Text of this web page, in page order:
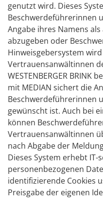
genutzt wird. Dieses
Beschwerdeführerinnen
Angabe ihres Namens
abzugeben oder
Hinweisgebersystem
Vertrauensanwältinnen
WESTENBERGER
mit MEDIAN sichert die
Beschwerdeführerinnen
gewünscht ist. Auch bei
können
Vertrauensanwältinnen
nach Abgabe der
Dieses System erhebt IT-
personenbezogenen
identifizierende Cookies
Preisgabe der eigenen